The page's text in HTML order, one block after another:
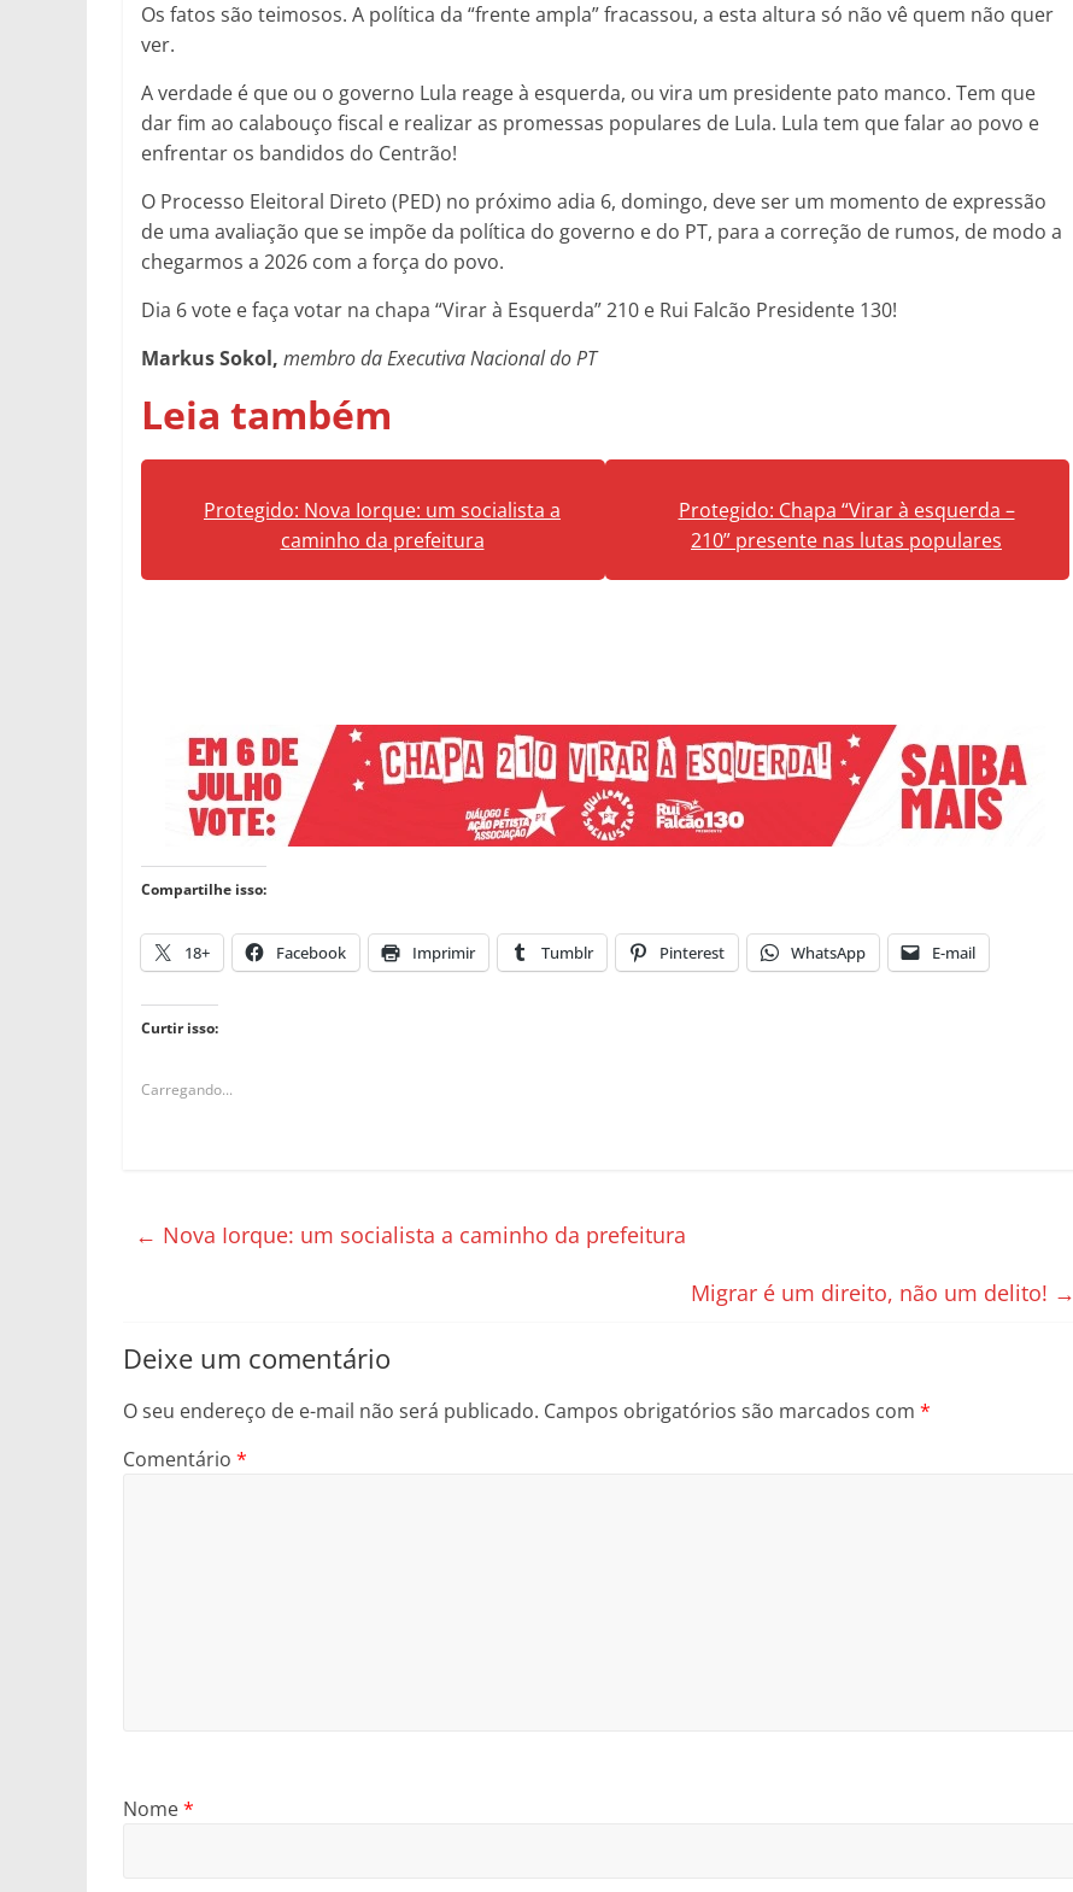
Os fatos são teimosos. A política da “frente ampla” fracassou, a esta altura só não vê quem não quer
ver.
A verdade é que ou o governo Lula reage à esquerda, ou vira um presidente pato manco. Tem que
dar fim ao calabouço fiscal e realizar as promessas populares de Lula. Lula tem que falar ao povo e
enfrentar os bandidos do Centrão!
O Processo Eleitoral Direto (PED) no próximo adia 6, domingo, deve ser um momento de expressão
de uma avaliação que se impõe da política do governo e do PT, para a correção de rumos, de modo a
chegarmos a 2026 com a força do povo.
Dia 6 vote e faça votar na chapa “Virar à Esquerda” 210 e Rui Falcão Presidente 130!
Markus Sokol, membro da Executiva Nacional do PT
Leia também
Protegido: Nova Iorque: um socialista a
caminho da prefeitura
Protegido: Chapa “Virar à esquerda –
210” presente nas lutas populares
Compartilhe isso:
18+ Facebook Imprimir Tumblr Pinterest WhatsApp E-mail
Curtir isso:
Carregando...
← Nova Iorque: um socialista a caminho da prefeitura
Migrar é um direito, não um delito! →
Deixe um comentário
O seu endereço de e-mail não será publicado. Campos obrigatórios são marcados com *
Comentário *
Nome*